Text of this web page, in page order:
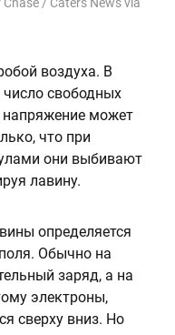
воздуха. В
число свободных
напряжение может
что при
они выбивают
лавину.
определяется
Обычно на
заряд, а на
электроны,
сверху вниз. Но